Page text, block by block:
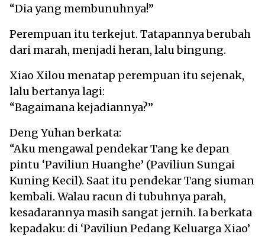
“Dia yang membunuhnya!”
Perempuan itu terkejut. Tatapannya berubah
dari marah, menjadi heran, lalu bingung.
Xiao Xilou menatap perempuan itu sejenak,
lalu bertanya lagi:
“Bagaimana kejadiannya?”
Deng Yuhan berkata:
“Aku mengawal pendekar Tang ke depan
pintu ‘Paviliun Huanghe’ (Paviliun Sungai
Kuning Kecil). Saat itu pendekar Tang siuman
kembali. Walau racun di tubuhnya parah,
kesadarannya masih sangat jernih. Ia berkata
kepadaku: di ‘Paviliun Pedang Keluarga Xiao’